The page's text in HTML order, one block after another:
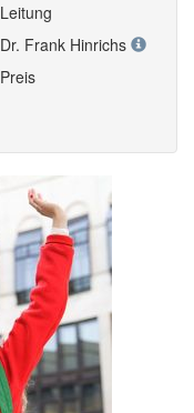
Leitung
Dr. Frank Hinrichs
Preis